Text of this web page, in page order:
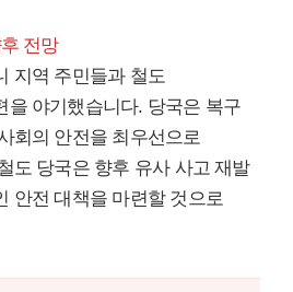
전망
지역 주민들과 철도
을 야기했습니다. 당국은 복구
회의 안전을 최우선으로
도 당국은 향후 유사 사고 재발
안전 대책을 마련할 것으로